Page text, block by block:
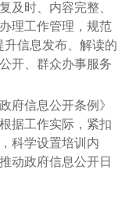
时、内容完整、
理工作管理，规范
升信息发布、解读的
开、群众办事服务
信息公开条例》
据工作实际，紧扣
科学设置培训内
动政府信息公开日